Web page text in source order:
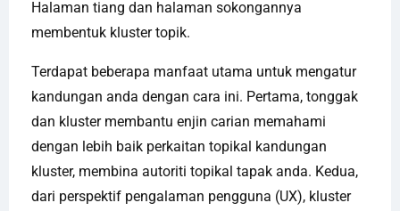
Halaman tiang dan halaman sokongannya
membentuk kluster topik.
Terdapat beberapa manfaat utama untuk mengatur
kandungan anda dengan cara ini. Pertama, tonggak
dan kluster membantu enjin carian memahami
dengan lebih baik perkaitan topikal kandungan
kluster, membina autoriti topikal tapak anda. Kedua,
dari perspektif pengalaman pengguna (UX), kluster